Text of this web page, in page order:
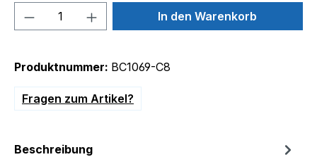
Produkt Anzahl: Gib denIn den Warenkorb
Produktnummer: BC1069-C8
Fragen zum Artikel?
Beschreibung